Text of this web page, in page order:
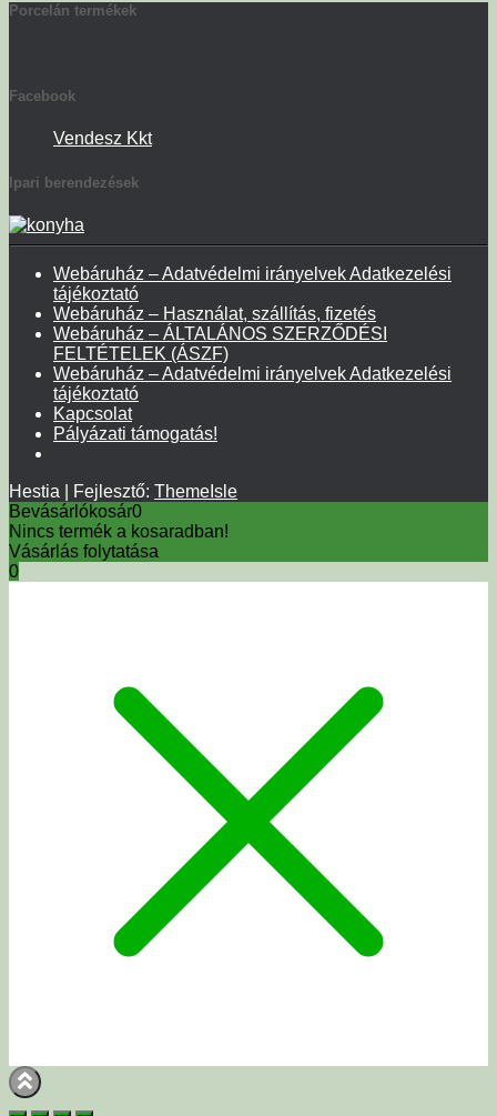
Porcelán termékek
Facebook
Vendesz Kkt
Ipari berendezések
Webáruház – Adatvédelmi irányelvek Adatkezelési
tájékoztató
Webáruház – Használat, szállítás, fizetés
Webáruház – ÁLTALÁNOS SZERZŐDÉSI
FELTÉTELEK (ÁSZF)
Webáruház – Adatvédelmi irányelvek Adatkezelési
tájékoztató
Kapcsolat
Pályázati támogatás!
Hestia | Fejlesztő: ThemeIsle
Bevásárlókosár0
Nincs termék a kosaradban!
Vásárlás folytatása
0